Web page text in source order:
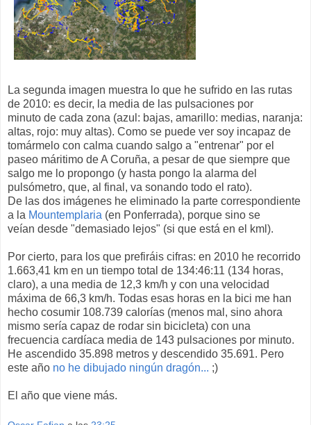
La segunda imagen muestra lo que he sufrido en las rutas
de 2010: es decir, la media de las pulsaciones por
minuto de cada zona (azul: bajas, amarillo: medias, naranja:
altas, rojo: muy altas). Como se puede ver soy incapaz de
tomármelo con calma cuando salgo a "entrenar" por el
paseo máritimo de A Coruña, a pesar de que siempre que
salgo me lo propongo (y hasta pongo la alarma del
pulsómetro, que, al final, va sonando todo el rato).
De las dos imágenes he eliminado la parte correspondiente
a la Mountemplaria (en Ponferrada), porque sino se
veían desde "demasiado lejos" (si que está en el kml).
Por cierto, para los que prefiráis cifras: en 2010 he recorrido
1.663,41 km en un tiempo total de 134:46:11 (134 horas,
claro), a una media de 12,3 km/h y con una velocidad
máxima de 66,3 km/h. Todas esas horas en la bici me han
hecho cosumir 108.739 calorías (menos mal, sino ahora
mismo sería capaz de rodar sin bicicleta) con una
frecuencia cardíaca media de 143 pulsaciones por minuto.
He ascendido 35.898 metros y descendido 35.691. Pero
este año no he dibujado ningún dragón... ;)
El año que viene más.